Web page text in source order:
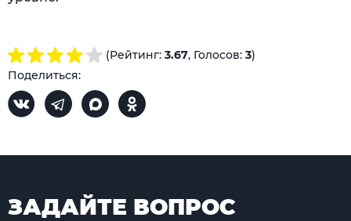
(Рейтинг: 3.67, Голосов: 3)
Поделиться:
ЗАДАЙТЕ ВОПРОС